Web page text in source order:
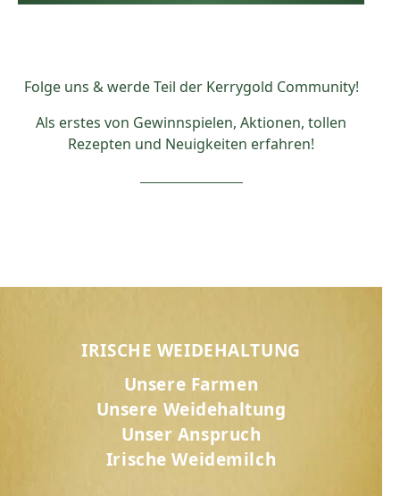
Folge uns & werde Teil der Kerrygold Community!
Als erstes von Gewinnspielen, Aktionen, tollen
Rezepten und Neuigkeiten erfahren!
IRISCHE WEIDEHALTUNG
Unsere Farmen
Unsere Weidehaltung
Unser Anspruch
Irische Weidemilch